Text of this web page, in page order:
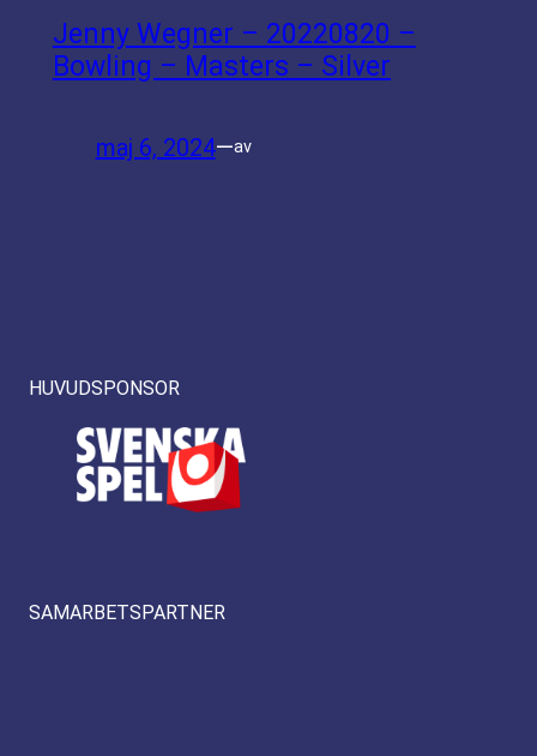
Jenny Wegner – 20220820 –
Bowling – Masters – Silver
maj 6, 2024—av
HUVUDSPONSOR
SAMARBETSPARTNER